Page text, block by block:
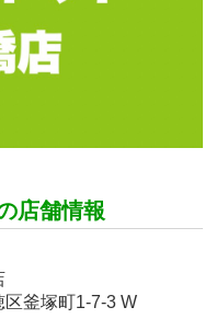
店舗情報
釜塚町1-7-3 W